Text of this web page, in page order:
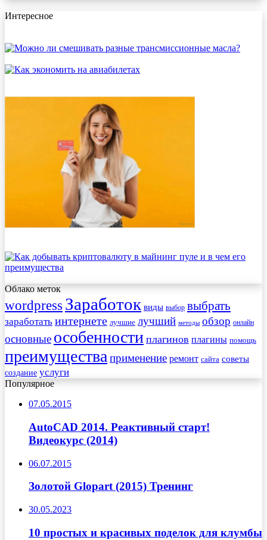
Интересное
Облако меток
wordpress Заработок виды выбор выбрать
заработать интернете лучшие лучший методы обзор онлайн
основные особенности плагинов плагины помощь
преимущества применение ремонт сайта советы
создание услуги
Популярное
07.05.2015
AutoCAD 2014. Реактивный старт!
Видеокурс (2014)
06.07.2015
Золотой Glopart (2015) Тренинг
30.05.2023
10 простых и красивых поделок для клумбы